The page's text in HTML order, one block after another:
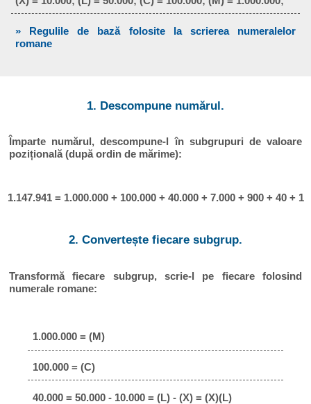
» Regulile de bază folosite la scrierea numeralelor
romane
1. Descompune numărul.
Împarte numărul, descompune-l în subgrupuri de valoare
pozițională (după ordin de mărime):
1.147.941 = 1.000.000 + 100.000 + 40.000 + 7.000 + 900 + 40 + 1
2. Convertește fiecare subgrup.
Transformă fiecare subgrup, scrie-l pe fiecare folosind
numerale romane:
1.000.000 = (M)
100.000 = (C)
40.000 = 50.000 - 10.000 = (L) - (X) = (X)(L)